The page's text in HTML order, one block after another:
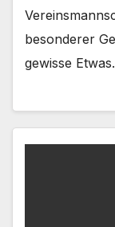
besonderer
gewisse